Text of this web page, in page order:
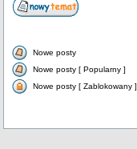
Nowe posty
Nowe posty [ Popularny ]
Nowe posty [ Zablokowany ]